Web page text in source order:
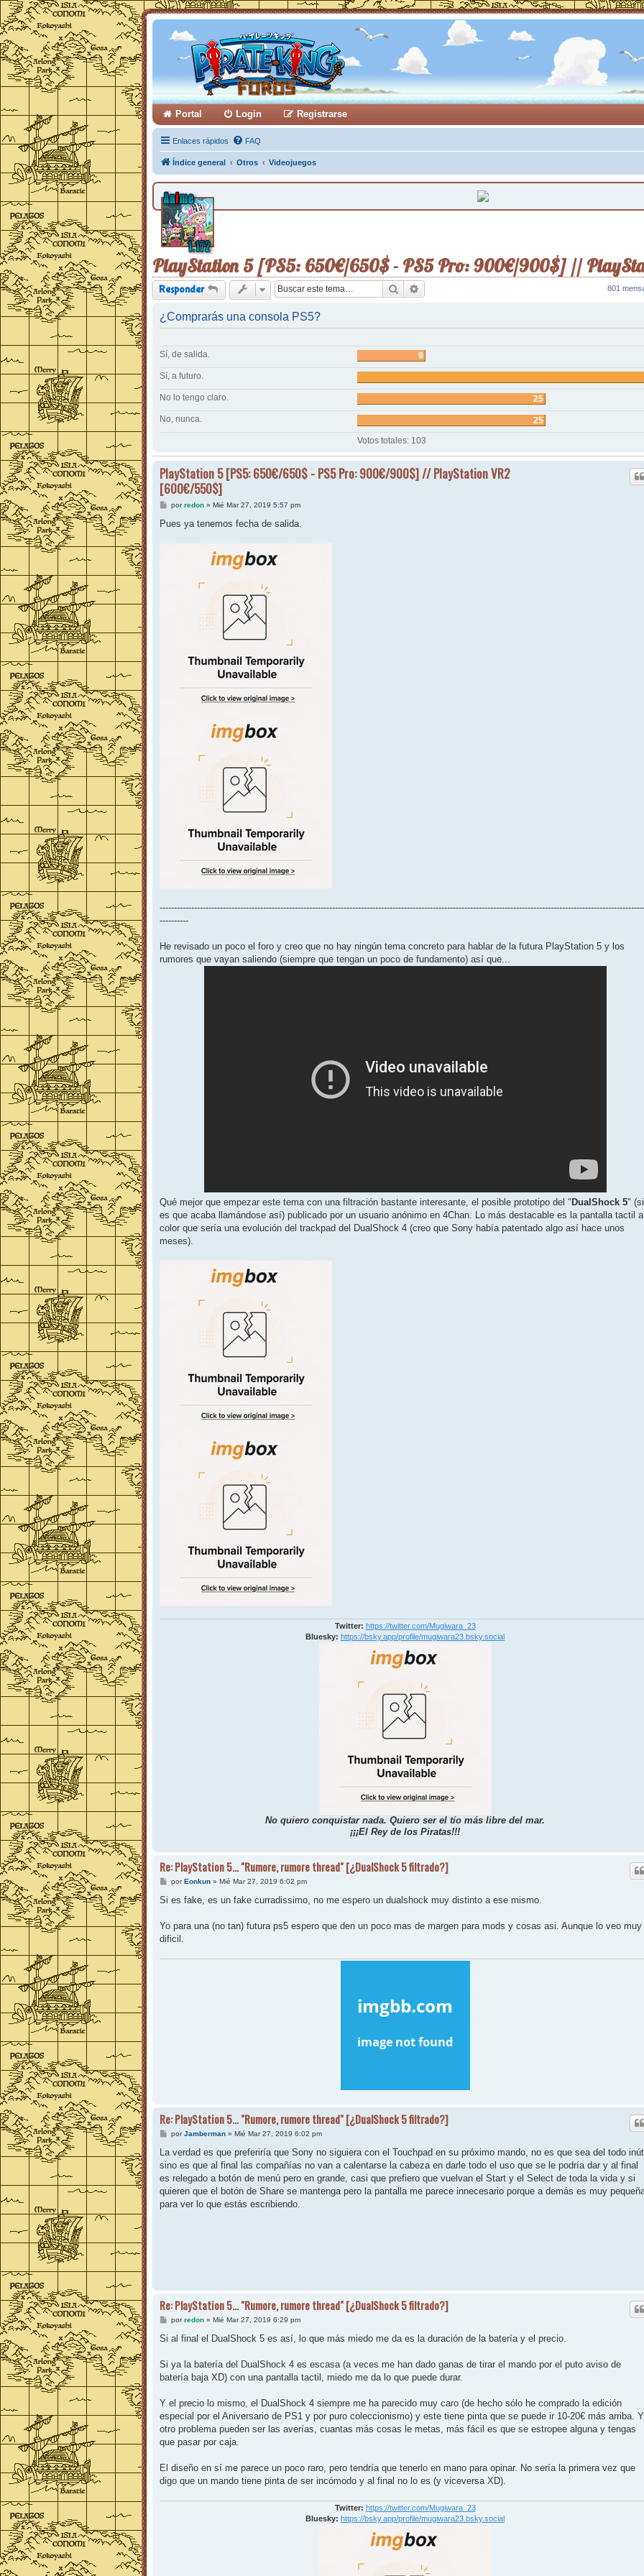
Portal Login Registrarse
Enlaces rápidos FAQ
Índice general Otros Videojuegos
PlayStation 5 [PS5: 650€/650$ - PS5 Pro: 900€/900$] //
Responder Buscar 801
¿Comprarás una consola PS5?
Sí, de salida. 9
Sí, a futuro.
No lo tengo claro. 25
No, nunca. 25
Votos totales: 103
PlayStation 5 [PS5: 650€/650$ - PS5 Pro: 900€/900$] // PlayStation VR2
[600€/550$]
M
n
porredon» Mié Mar 27, 2019 5:57 pm
Pues ya tenemos fecha de salida.
----------
He revisado un poco el foro y creo que no hay ningún tema concreto para hablar de la futura PlayStation 5 y los
rumores que vayan saliendo (siempre que tengan un poco de fundamento) así que...
Qué mejor que empezar este tema con una filtración bastante interesante, el posible prototipo del " DualShock 5" (si
es que acaba llamándose así) publicado por un usuario anónimo en 4Chan. Lo más destacable es la pantalla tactil a
color que sería una evolución del trackpad del DualShock 4 (creo que Sony había patentado algo así hace unos
meses).
Twitter: https://twitter.com/Mugiwara_23
Bluesky: https://bsky.app/profile/mugiwara23.bsky.social
No quiero conquistar nada. Quiero ser el tío más libre del mar.
¡¡¡El Rey de los Piratas!!!
Re: PlayStation 5... "Rumore, rumore thread" [¿DualShock 5 filtrado?]
M
n
j
porEonkun» Mié Mar 27, 2019 6:02 pm
Si es fake, es un fake curradissimo, no me espero un dualshock muy distinto a ese mismo.
Yo para una (no tan) futura ps5 espero que den un poco mas de margen para mods y cosas asi. Aunque lo veo muy
dificil.
Re: PlayStation 5... "Rumore, rumore thread" [¿DualShock 5 filtrado?]
M
n
a
j
porJamberman» Mié Mar 27, 2019 6:02 pm
La verdad es que preferiría que Sony no siguiera con el Touchpad en su próximo mando, no es que sea del todo
sino es que al final las compañías no van a calentarse la cabeza en darle todo el uso que se le podría dar y al final
es relegado a botón de menú pero en grande, casi que prefiero que vuelvan el Start y el Select de toda la vida y si
quieren que el botón de Share se mantenga pero la pantalla me parece innecesario porque a demás es muy
para ver lo que estás escribiendo.
Re: PlayStation 5... "Rumore, rumore thread" [¿DualShock 5 filtrado?]
M
n
e
porredon» Mié Mar 27, 2019 6:29 pm
Si al final el DualShock 5 es así, lo que más miedo me da es la duración de la batería y el precio.
Si ya la batería del DualShock 4 es escasa (a veces me han dado ganas de tirar el mando por el puto aviso de
batería baja XD) con una pantalla tactil, miedo me da lo que puede durar.
Y el precio lo mismo, el DualShock 4 siempre me ha parecido muy caro (de hecho sólo he comprado la edición
especial por el Aniversario de PS1 y por puro coleccionismo) y este tiene pinta que se puede ir 10-20€ más arriba. Y
otro problema pueden ser las averías, cuantas más cosas le metas, más fácil es que se estropee alguna y tengas
que pasar por caja.
El diseño en sí me parece un poco raro, pero tendría que tenerlo en mano para opinar. No sería la primera vez que
digo que un mando tiene pinta de ser incómodo y al final no lo es (y viceversa XD).
Twitter: https://twitter.com/Mugiwara_23
Bluesky: https://bsky.app/profile/mugiwara23.bsky.social